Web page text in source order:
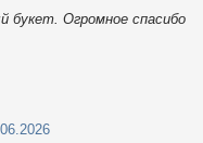
букет. Огромное спасибо